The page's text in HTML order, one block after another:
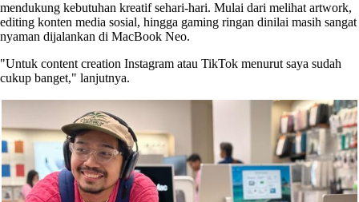
mendukung kebutuhan kreatif sehari-hari. Mulai dari melihat artwork,
editing konten media sosial, hingga gaming ringan dinilai masih sangat
nyaman dijalankan di MacBook Neo.
"Untuk content creation Instagram atau TikTok menurut saya sudah
cukup banget," lanjutnya.